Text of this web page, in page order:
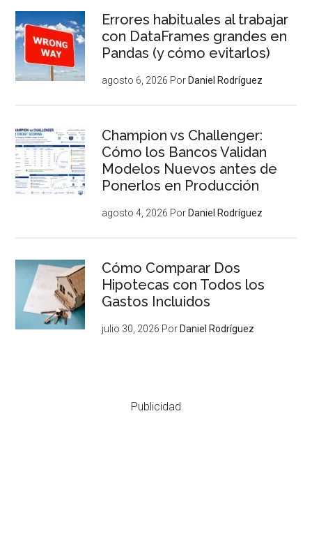
Errores habituales al trabajar
con DataFrames grandes en
Pandas (y cómo evitarlos)
agosto 6, 2026 Por Daniel Rodríguez
Champion vs Challenger:
Cómo los Bancos Validan
Modelos Nuevos antes de
Ponerlos en Producción
agosto 4, 2026 Por Daniel Rodríguez
Cómo Comparar Dos
Hipotecas con Todos los
Gastos Incluidos
julio 30, 2026 Por Daniel Rodríguez
Publicidad